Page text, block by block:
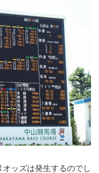
ッズは発生するのでし